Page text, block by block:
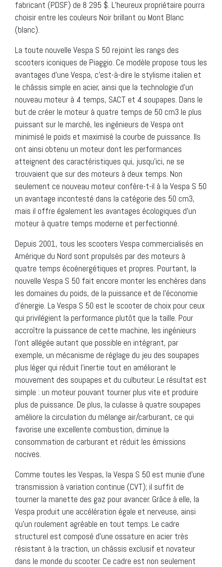
fabricant (PDSF) de 8 295 $. L’heureux propriétaire pourra
choisir entre les couleurs Noir brillant ou Mont Blanc
(blanc).
La toute nouvelle Vespa S 50 rejoint les rangs des
scooters iconiques de Piaggio. Ce modèle propose tous les
avantages d’une Vespa, c’est-à-dire le stylisme italien et
le châssis simple en acier, ainsi que la technologie d’un
nouveau moteur à 4 temps, SACT et 4 soupapes. Dans le
but de créer le moteur à quatre temps de 50 cm3 le plus
puissant sur le marché, les ingénieurs de Vespa ont
minimisé le poids et maximisé la courbe de puissance. Ils
ont ainsi obtenu un moteur dont les performances
atteignent des caractéristiques qui, jusqu’ici, ne se
trouvaient que sur des moteurs à deux temps. Non
seulement ce nouveau moteur confère-t-il à la Vespa S 50
un avantage incontesté dans la catégorie des 50 cm3,
mais il offre également les avantages écologiques d’un
moteur à quatre temps moderne et perfectionné.
Depuis 2001, tous les scooters Vespa commercialisés en
Amérique du Nord sont propulsés par des moteurs à
quatre temps écoénergétiques et propres. Pourtant, la
nouvelle Vespa S 50 fait encore monter les enchères dans
les domaines du poids, de la puissance et de l’économie
d’énergie. La Vespa S 50 est le scooter de choix pour ceux
qui privilégient la performance plutôt que la taille. Pour
accroître la puissance de cette machine, les ingénieurs
l’ont allégée autant que possible en intégrant, par
exemple, un mécanisme de réglage du jeu des soupapes
plus léger qui réduit l’inertie tout en améliorant le
mouvement des soupapes et du culbuteur. Le résultat est
simple : un moteur pouvant tourner plus vite et produire
plus de puissance. De plus, la culasse à quatre soupapes
améliore la circulation du mélange air/carburant, ce qui
favorise une excellente combustion, diminue la
consommation de carburant et réduit les émissions
nocives.
Comme toutes les Vespas, la Vespa S 50 est munie d’une
transmission à variation continue (CVT); il suffit de
tourner la manette des gaz pour avancer. Grâce à elle, la
Vespa produit une accélération égale et nerveuse, ainsi
qu’un roulement agréable en tout temps. Le cadre
structurel est composé d’une ossature en acier très
résistant à la traction, un châssis exclusif et novateur
dans le monde du scooter. Ce cadre est non seulement